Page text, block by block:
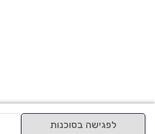
לפגישה בסוכנות